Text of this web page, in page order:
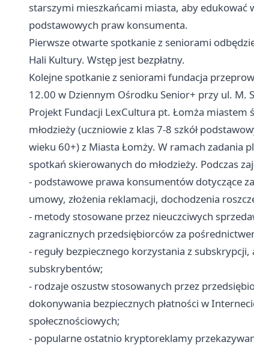
starszymi mieszkańcami miasta, aby
podstawowych praw konsumenta.
Pierwsze otwarte spotkanie z seniorami
Hali Kultury. Wstęp jest bezpłatny.
Kolejne spotkanie z seniorami fundacja
12.00 w Dziennym Ośrodku Senior+ przy ul. M.
Projekt Fundacji LexCultura pt. Łomża
młodzieży (uczniowie z klas 7-8 szkół
wieku 60+) z Miasta Łomży. W ramach zadania
spotkań skierowanych do młodzieży. Podczas
- podstawowe prawa konsumentów dotyczące
umowy, złożenia reklamacji, dochodzenia
- metody stosowane przez nieuczciwych
zagranicznych przedsiębiorców za
- reguły bezpiecznego korzystania z subskrypcji,
subskrybentów;
- rodzaje oszustw stosowanych przez
dokonywania bezpiecznych płatności w
społecznościowych;
- popularne ostatnio kryptoreklamy